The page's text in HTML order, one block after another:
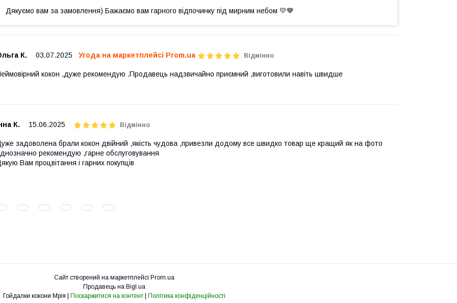
Дякуємо вам за замовлення) Бажаємо вам гарного відпочинку під мирним небом 💛💙
К. 03.07.2025 Угода на маркетплейсі Prom.ua Відмінно
кокон ,дуже рекомендую .Продавець надзвичайно приємний ,виготовили навіть швидше
К. 15.06.2025 Відмінно
задоволена брали кокон двійний ,якість чудова ,привезли додому все швидко товар ще кращий як на фото
рекомендую ,гарне обслуговування
Вам процвітання і гарних покупців
Сайт створений на маркетплейсі Prom.ua
Продавець на Bigl.ua
Поскаржитися на контент Політика конфіденційності